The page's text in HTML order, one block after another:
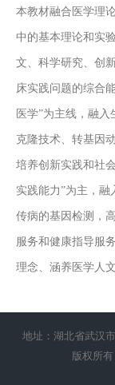
本教材融合医学理
中的基本理论和实
文、科学研究、创
床实践问题的综合
医学”为主线，融
克隆技术、转基因
培养创新实践和社
实践能力”为主，
传病的基因检测，
服务和健康指导服
理念、涵养医学人
地址：湖北省武汉
版权所